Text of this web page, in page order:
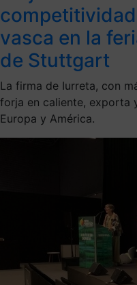
vasca en la
de Stuttgart
La firma de Iurreta, con
forja en caliente, exporta
Europa y América.